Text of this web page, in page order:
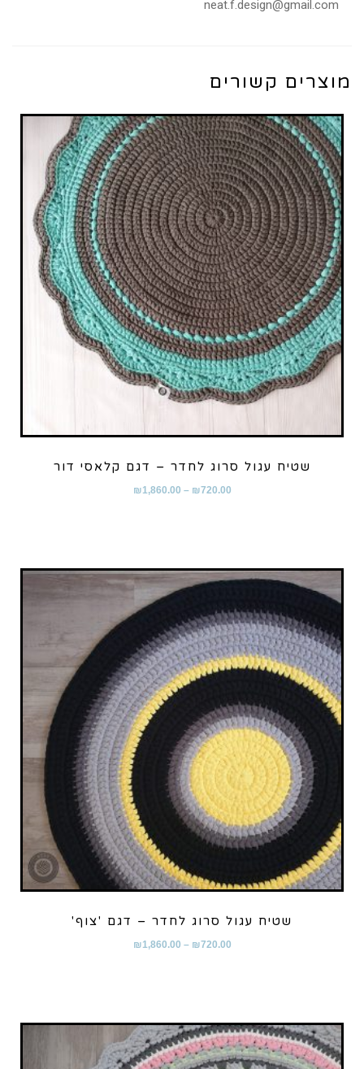
neat.f.design@gmail.com
מוצרים קשורים
שטיח עגול סרוג לחדר – דגם קלאסי דור
₪720.00
–
₪1,860.00
שטיח עגול סרוג לחדר – דגם 'צוף'
₪720.00
–
₪1,860.00